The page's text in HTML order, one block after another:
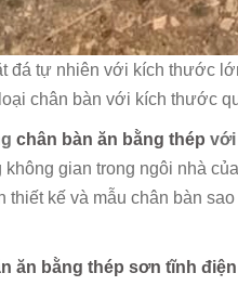
đá tự nhiên với kích thước
chân bàn với kích thước
chân bàn ăn bằng thép với
gian trong ngôi nhà
kế và mẫu chân bàn
ăn bằng thép sơn tĩnh điện